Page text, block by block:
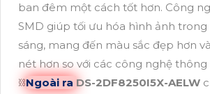
ban đêm một cách tốt hơn. Công
SMD giúp tối ưu hóa hình ảnh trong
sáng, mang đến màu sắc đẹp hơn
nét hơn so với các công nghệ thông
⛓Ngoài ra DS-2DF8250I5X-AELW